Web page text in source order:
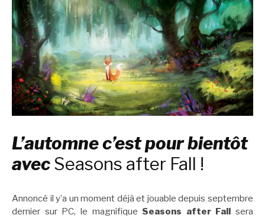
L’automne c’est pour bientôt
avec Seasons after Fall !
Annoncé il y’a un moment déjà et jouable depuis septembre
dernier sur PC, le magnifique Seasons after Fall sera